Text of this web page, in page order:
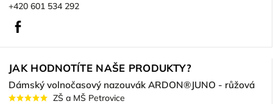
+420 601 534 292
JAK HODNOTÍTE NAŠE PRODUKTY?
Dámský volnočasový nazouvák ARDON®JUNO - růžová
ZŠ a MŠ Petrovice